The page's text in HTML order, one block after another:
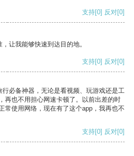
支持[0] 反对[0]
让我能够快速到达目的地。
支持[0] 反对[0]
必备神器，无论是看视频、玩游戏还是工
再也不用担心网速卡顿了。以前出差的时
常使用网络，现在有了这个app，我再也不
支持[0] 反对[0]